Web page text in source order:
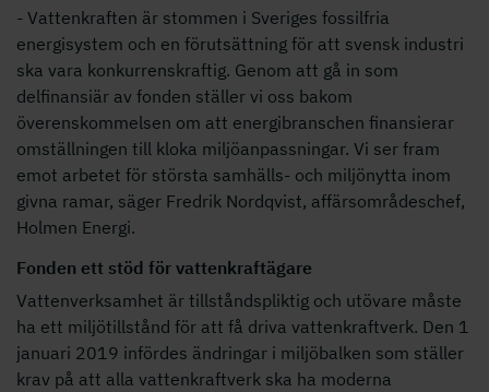
- Vattenkraften är stommen i Sveriges fossilfria
energisystem och en förutsättning för att svensk industri
ska vara konkurrenskraftig. Genom att gå in som
delfinansiär av fonden ställer vi oss bakom
överenskommelsen om att energibranschen finansierar
omställningen till kloka miljöanpassningar. Vi ser fram
emot arbetet för största samhälls- och miljönytta inom
givna ramar, säger Fredrik Nordqvist, affärsområdeschef,
Holmen Energi.
Fonden ett stöd för vattenkraftägare
Vattenverksamhet är tillståndspliktig och utövare måste
ha ett miljötillstånd för att få driva vattenkraftverk. Den 1
januari 2019 infördes ändringar i miljöbalken som ställer
krav på att alla vattenkraftverk ska ha moderna